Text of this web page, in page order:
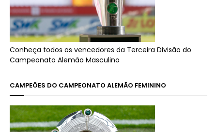
Conheça todos os vencedores da Terceira Divisão do
Campeonato Alemão Masculino
CAMPEÕES DO CAMPEONATO ALEMÃO FEMININO